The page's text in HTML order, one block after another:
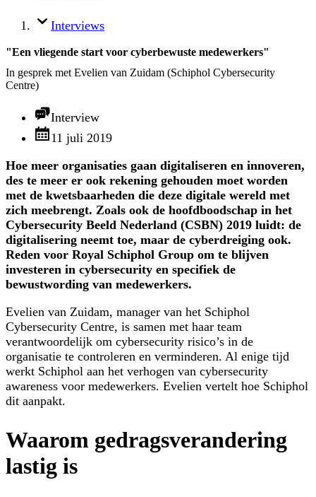
Interviews
"Een vliegende start voor cyberbewuste medewerkers"
In gesprek met Evelien van Zuidam (Schiphol Cybersecurity
Centre)
Interview
11 juli 2019
Hoe meer organisaties gaan digitaliseren en innoveren,
des te meer er ook rekening gehouden moet worden
met de kwetsbaarheden die deze digitale wereld met
zich meebrengt. Zoals ook de hoofdboodschap in het
Cybersecurity Beeld Nederland (CSBN) 2019 luidt: de
digitalisering neemt toe, maar de cyberdreiging ook.
Reden voor Royal Schiphol Group om te blijven
investeren in cybersecurity en specifiek de
bewustwording van medewerkers.
Evelien van Zuidam, manager van het Schiphol
Cybersecurity Centre, is samen met haar team
verantwoordelijk om cybersecurity risico’s in de
organisatie te controleren en verminderen. Al enige tijd
werkt Schiphol aan het verhogen van cybersecurity
awareness voor medewerkers. Evelien vertelt hoe Schiphol
dit aanpakt.
Waarom gedragsverandering
lastig is